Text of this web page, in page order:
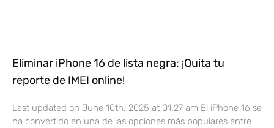
Eliminar iPhone 16 de lista negra: ¡Quita tu
reporte de IMEI online!
Last updated on June 10th, 2025 at 01:27 am El iPhone 16 se
ha convertido en una de las opciones más populares entre